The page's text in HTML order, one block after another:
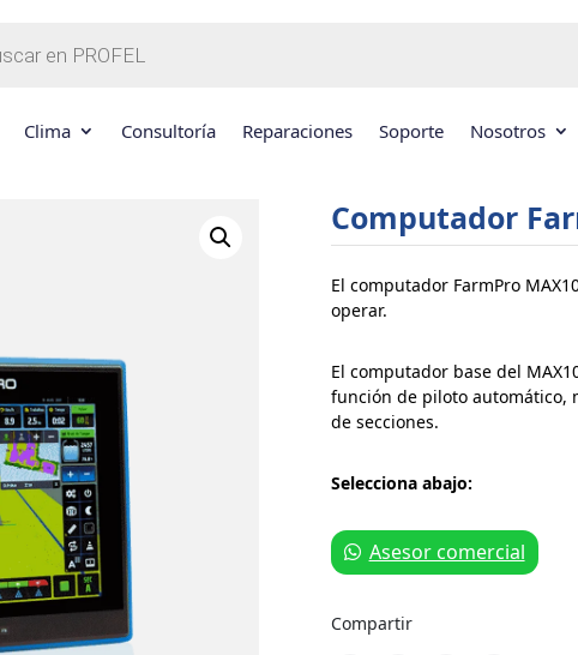
Clima Consultoría Reparaciones Soporte Nosotros
Computador
El computador FarmPro
operar.
El computador base del
función de piloto automático,
de secciones.
Selecciona abajo:
Asesor comercial
Compartir